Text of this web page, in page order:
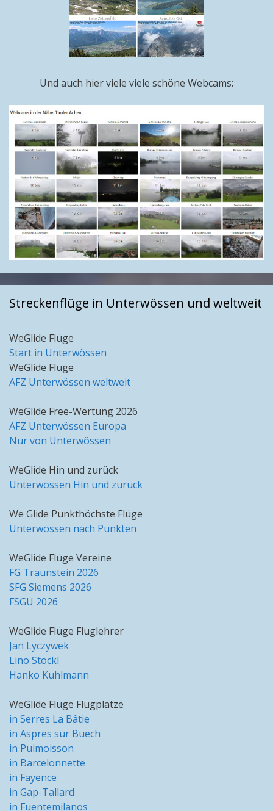
Und auch hier viele viele schöne Webcams:
Streckenflüge in Unterwössen und weltweit
WeGlide Flüge
Start in Unterwössen
WeGlide Flüge
AFZ Unterwössen weltweit
WeGlide Free-Wertung 2026
AFZ Unterwössen Europa
Nur von Unterwössen
WeGlide Hin und zurück
Unterwössen Hin und zurück
We Glide Punkthöchste Flüge
Unterwössen nach Punkten
WeGlide Flüge Vereine
FG Traunstein 2026
SFG Siemens 2026
FSGU 2026
WeGlide Flüge Fluglehrer
Jan Lyczywek
Lino Stöckl
Hanko Kuhlmann
WeGlide Flüge Flugplätze
in Serres La Bâtie
in Aspres sur Buech
in Puimoisson
in Barcelonnette
in Fayence
in Gap-Tallard
in Fuentemilanos